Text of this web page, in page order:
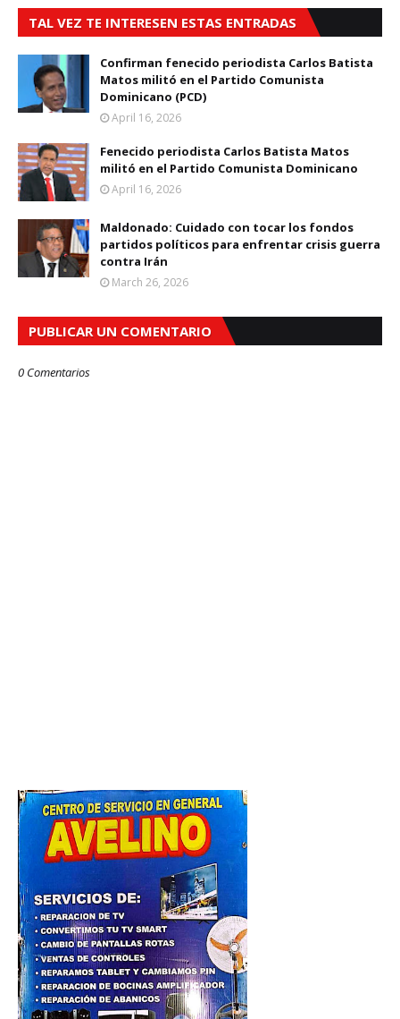
TAL VEZ TE INTERESEN ESTAS ENTRADAS
Confirman fenecido periodista Carlos Batista
Matos militó en el Partido Comunista
Dominicano (PCD)
April 16, 2026
Fenecido periodista Carlos Batista Matos
militó en el Partido Comunista Dominicano
April 16, 2026
Maldonado: Cuidado con tocar los fondos
partidos políticos para enfrentar crisis guerra
contra Irán
March 26, 2026
PUBLICAR UN COMENTARIO
0 Comentarios